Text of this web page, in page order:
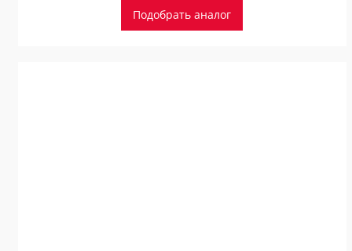
Подобрать аналог